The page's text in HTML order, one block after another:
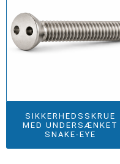
SIKKERHEDSSKRUE
MED UNDERSÆNKET
SNAKE-EYE